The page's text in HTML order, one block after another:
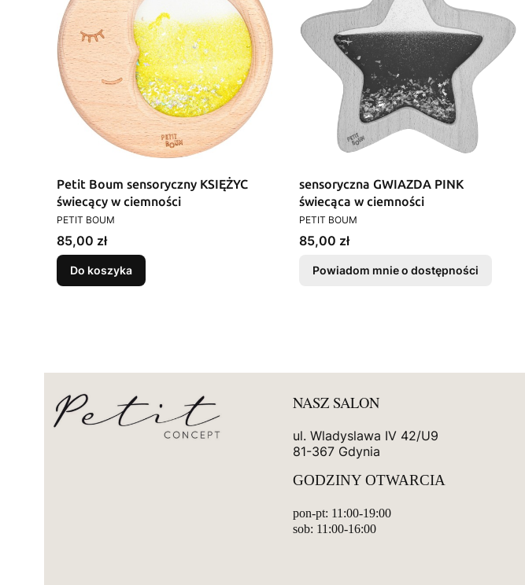
Petit Boum sensoryczny KSIĘŻYC
świecący w ciemności
PRODUCENT
PETIT BOUM
Cena
85,00 zł
Do koszyka
sensoryczna GWIAZDA PINK
świecąca w ciemności
PRODUCENT
PETIT BOUM
Cena
85,00 zł
Powiadom mnie o dostępności
NASZ SALON
ul. Wladyslawa IV 42/U9
81-367 Gdynia
GODZINY OTWARCIA
pon-pt: 11:00-19:00
sob: 11:00-16:00